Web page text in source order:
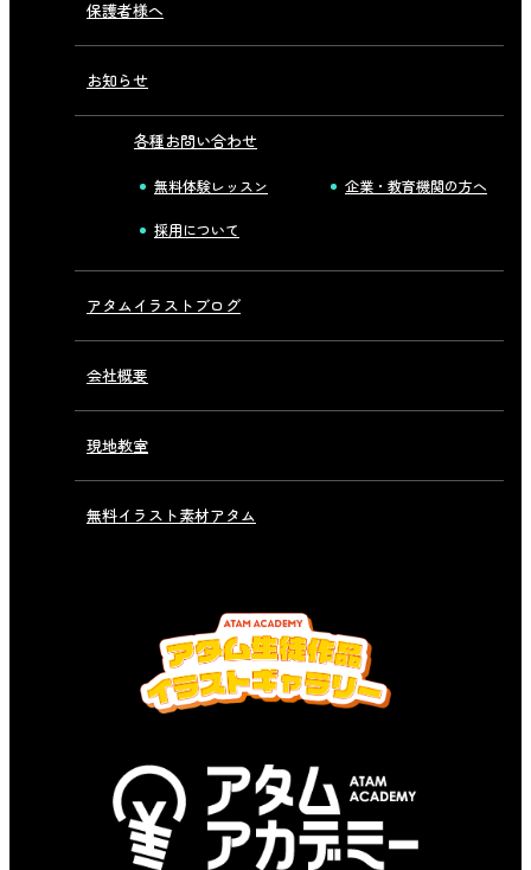
保護者様へ
お知らせ
各種お問い合わせ
無料体験レッスン 企業・教育機関の方へ
採用について
アタムイラストブログ
会社概要
現地教室
無料イラスト素材アタム